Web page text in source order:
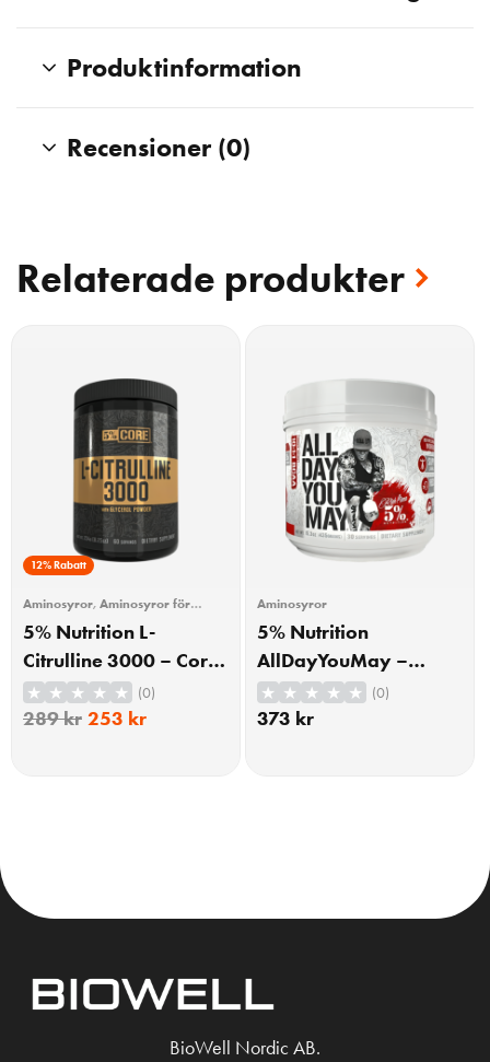
Produktinformation
Recensioner (0)
Relaterade produkter
12% Rabatt
Aminosyror, Aminosyror för
träning , L-Citrullin
5% Nutrition L-
Citrulline 3000 – Core
Series – 234 grams
(0)
289kr 253 kr
Aminosyror
5% Nutrition
AllDayYouMay –
Legendary Series,
Fruit Punch – 435
(0)
373 kr
BioWell Nordic AB.